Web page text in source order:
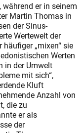
er in seinem
Martin Thomas in
der Sinus-
Wertewelt der
„mixen“ sie
Werten
in der Umwelt
mit sich“,
Kluft
Anzahl von
die zu
er als
der